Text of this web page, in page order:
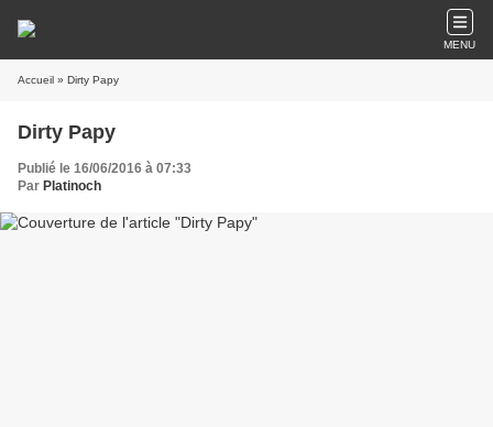
MENU
Accueil » Dirty Papy
Dirty Papy
Publié le 16/06/2016 à 07:33
Par Platinoch